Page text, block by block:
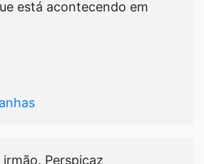
está acontecendo em
Perspicaz